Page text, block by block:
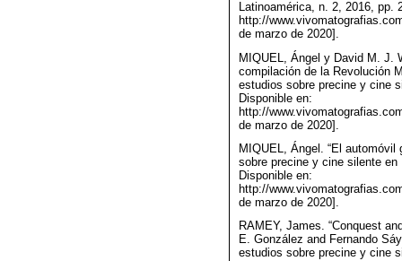
Latinoamérica, n. 2, 2016, pp.
http://
de marzo de 2020].
MIQUEL, Ángel y David M. J.
compilación de la Revolución
estudios sobre precine y cine
Disponible en:
http://
de marzo de 2020].
MIQUEL, Ángel. “El
sobre precine y cine silente
Disponible en:
http://
de marzo de 2020].
RAMEY, James. “Conquest
E. González and Fernando
estudios sobre precine y cine